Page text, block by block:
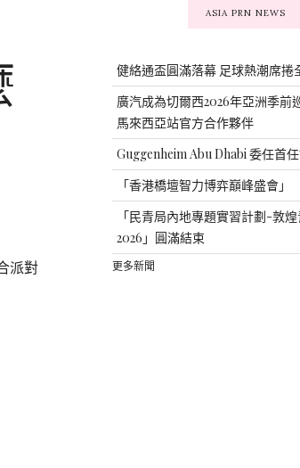
派對
ASIA PRN NEWS
健絡通盃圓滿落幕 足球熱潮席捲
廣汽成為切爾西2026年亞洲季前
馬來西亞站官方合作夥伴
Guggenheim Abu Dhabi 委任首
「香港橋壇智力博弈巔峰盛會」
「民青局內地專題實習計劃-敦
2026」圓滿結束
更多新聞